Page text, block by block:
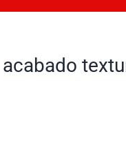
acabado